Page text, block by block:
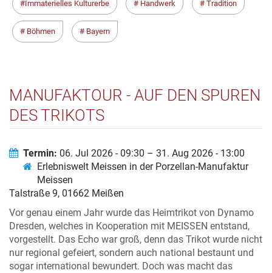
Immaterielles Kulturerbe Handwerk Tradition
Böhmen Bayern
MANUFAKTOUR - AUF DEN SPUREN
DES TRIKOTS
Termin: 06. Jul 2026 - 09:30 – 31. Aug 2026 - 13:00
Erlebniswelt Meissen in der Porzellan-Manufaktur
Meissen
Talstraße 9, 01662 Meißen
Vor genau einem Jahr wurde das Heimtrikot von Dynamo
Dresden, welches in Kooperation mit MEISSEN entstand,
vorgestellt. Das Echo war groß, denn das Trikot wurde nicht
nur regional gefeiert, sondern auch national bestaunt und
sogar international bewundert. Doch was macht das